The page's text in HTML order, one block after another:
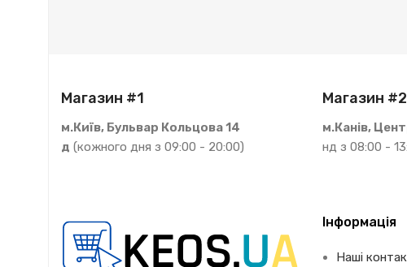
Магазин #1
м.Київ, Бульвар Кольцова 14
д (кожного дня з 09:00 - 20:00)
Магазин #2
м.Канів,
нд з 08:00 -
Інформація
Наші